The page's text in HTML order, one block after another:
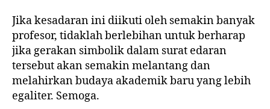
Jika kesadaran ini diikuti oleh semakin banyak
profesor, tidaklah berlebihan untuk berharap
jika gerakan simbolik dalam surat edaran
tersebut akan semakin melantang dan
melahirkan budaya akademik baru yang lebih
egaliter. Semoga.